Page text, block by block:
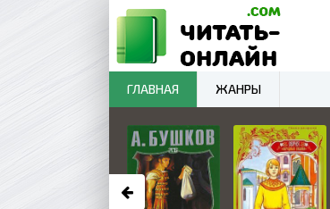
ГЛАВНАЯ ЖАНРЫ